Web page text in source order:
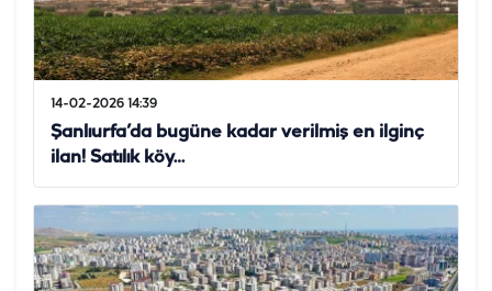
14-02-2026 14:39
Şanlıurfa’da bugüne kadar verilmiş en ilginç
ilan! Satılık köy…